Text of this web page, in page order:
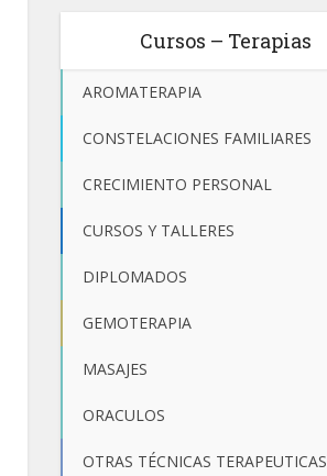
Cursos – Terapias
AROMATERAPIA
CONSTELACIONES FAMILIARES
CRECIMIENTO PERSONAL
CURSOS Y TALLERES
DIPLOMADOS
GEMOTERAPIA
MASAJES
ORACULOS
OTRAS TÉCNICAS TERAPEUTICAS